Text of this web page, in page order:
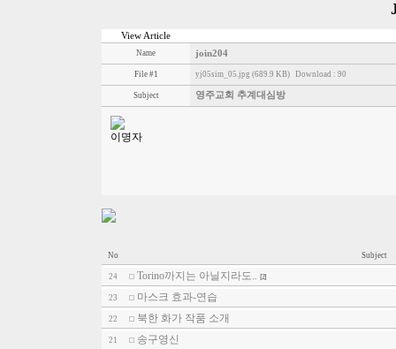
View Article
Name join204
File #1 yj05sim_05.jpg (689.9 KB) Download : 90
Subject 영주교회 추계대심방
이명자
No Subject
24 Torino까지는 아닐지라도.. [2]
23 마스크 효과-연습
22 북한 화가 작품 소개
21 송구영신